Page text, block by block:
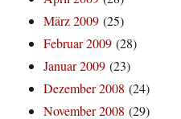
März 2009 (25)
Februar 2009 (28)
Januar 2009 (23)
Dezember 2008 (24)
November 2008 (29)